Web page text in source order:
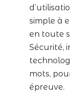
simple à
en toute
Sécurité,
mots,
épreuve.